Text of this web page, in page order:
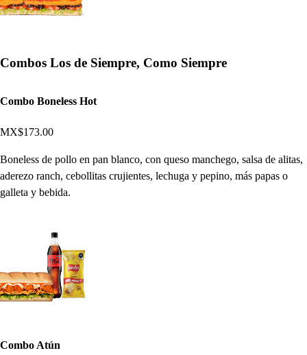
Combos Los de Siempre, Como Siempre
Combo Boneless Hot
MX$173.00
Boneless de pollo en pan blanco, con queso manchego, salsa de alitas,
aderezo ranch, cebollitas crujientes, lechuga y pepino, más papas o
galleta y bebida.
Combo Atún